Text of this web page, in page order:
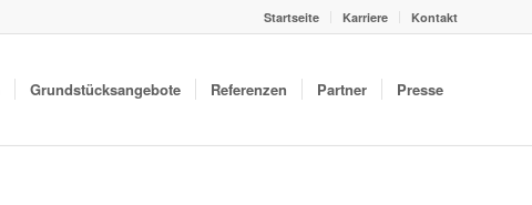
Startseite Karriere Kontakt
Grundstücksangebote Referenzen Partner Presse